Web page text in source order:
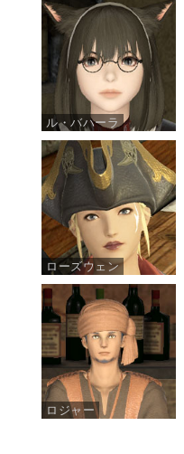
ル・バハーラ
ローズウェン
ロジャー